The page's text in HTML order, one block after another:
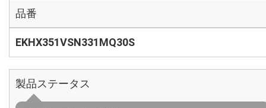
品番
EKHX351VSN331MQ30S
製品ステータス